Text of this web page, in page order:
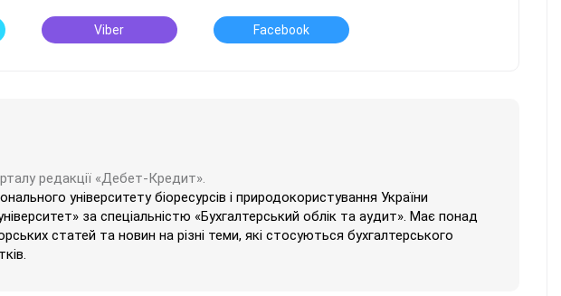
Viber Facebook
редакції «Дебет-Кредит».
університету біоресурсів і природокористування України
за спеціальністю «Бухгалтерський облік та аудит». Має понад
статей та новин на різні теми, які стосуються бухгалтерського